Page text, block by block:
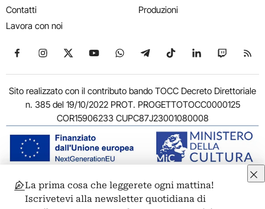
Contatti
Lavora con noi
Produzioni
Seguici su Facebook
Seguici su Instagram
Seguici su X
Seguici su YouTube
Seguici su WhatsApp
Seguici su Telegram
Seguici su TikTok
Seguici su
Seguici
Sito realizzato con il contributo bando TOCC Decreto Direttoriale
n. 385 del 19/10/2022 PROT. PROGETTOTOCC0000125
COR15906233 CUPC87J23001080008
© 2011-2026 ARTRIBUNE srl – Corso Vittorio Emanuele II, 287 –
00186 Roma - P.I. 11381581005
La prima cosa che leggerete ogni mattina!
Iscrivetevi alla newsletter quotidiana di